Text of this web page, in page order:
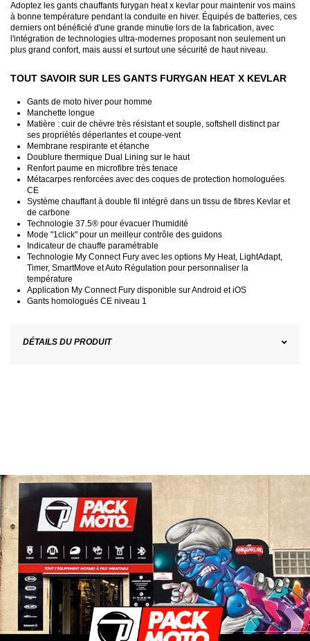
Adoptez les gants chauffants furygan heat x kevlar pour maintenir vos mains
à bonne température pendant la conduite en hiver. Équipés de batteries, ces
derniers ont bénéficié d'une grande minutie lors de la fabrication, avec
l'intégration de technologies ultra-modernes proposant non seulement un
plus grand confort, mais aussi et surtout une sécurité de haut niveau.
TOUT SAVOIR SUR LES GANTS FURYGAN HEAT X KEVLAR
Gants de moto hiver pour homme
Manchette longue
Matière : cuir de chèvre très résistant et souple, softshell distinct par
ses propriétés déperlantes et coupe-vent
Membrane respirante et étanche
Doublure thermique Dual Lining sur le haut
Renfort paume en microfibre très tenace
Métacarpes renforcées avec des coques de protection homologuées
CE
Système chauffant à double fil intégré dans un tissu de fibres Kevlar et
de carbone
Technologie 37.5® pour évacuer l'humidité
Mode "1click" pour un meilleur contrôle des guidons
Indicateur de chauffe paramétrable
Technologie My Connect Fury avec les options My Heat, LightAdapt,
Timer, SmartMove et Auto Régulation pour personnaliser la
température
Application My Connect Fury disponible sur Android et iOS
Gants homologués CE niveau 1
DÉTAILS DU PRODUIT